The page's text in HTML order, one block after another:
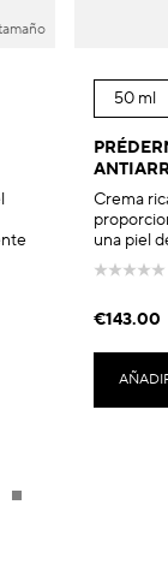
50 ml
Crema
una piel
€143.00